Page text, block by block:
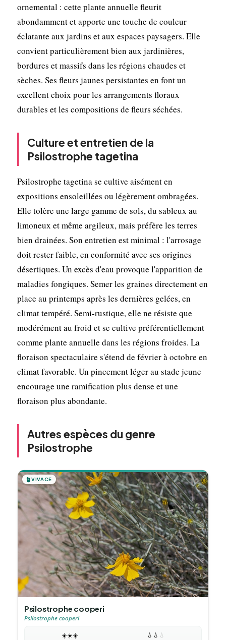
ornemental : cette plante annuelle fleurit
abondamment et apporte une touche de couleur
éclatante aux jardins et aux espaces paysagers. Elle
convient particulièrement bien aux jardinières,
bordures et massifs dans les régions chaudes et
sèches. Ses fleurs jaunes persistantes en font un
excellent choix pour les arrangements floraux
durables et les compositions de fleurs séchées.
Culture et entretien de la
Psilostrophe tagetina
Psilostrophe tagetina se cultive aisément en
expositions ensoleillées ou légèrement ombragées.
Elle tolère une large gamme de sols, du sableux au
limoneux et même argileux, mais préfère les terres
bien drainées. Son entretien est minimal : l'arrosage
doit rester faible, en conformité avec ses origines
désertiques. Un excès d'eau provoque l'apparition de
maladies fongiques. Semer les graines directement en
place au printemps après les dernières gelées, en
climat tempéré. Semi-rustique, elle ne résiste que
modérément au froid et se cultive préférentiellement
comme plante annuelle dans les régions froides. La
floraison spectaculaire s'étend de février à octobre en
climat favorable. Un pincement léger au stade jeune
encourage une ramification plus dense et une
floraison plus abondante.
Autres espèces du genre
Psilostrophe
🪴VIVACE
Psilostrophe cooperi
Psilostrophe cooperi
☀️☀️☀️ 💧 💧 💧